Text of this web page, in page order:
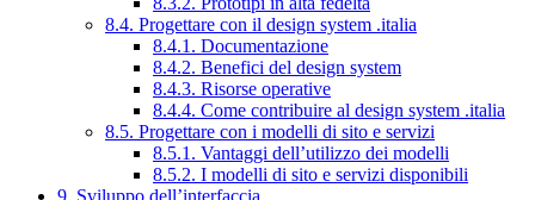
8.4. Progettare con il design system .italia
8.4.1. Documentazione
8.4.2. Benefici del design system
8.4.3. Risorse operative
8.4.4. Come contribuire al design system .italia
8.5. Progettare con i modelli di sito e servizi
8.5.1. Vantaggi dell’utilizzo dei modelli
8.5.2. I modelli di sito e servizi disponibili
9. Sviluppo dell’interfaccia